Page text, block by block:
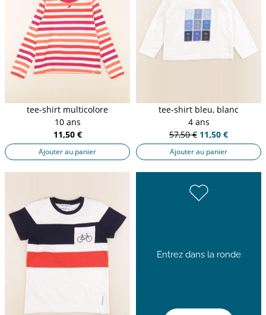
tee-shirt multicolore
10 ans
11,50 €
Ajouter au panier
tee-shirt bleu, blanc
4 ans
57,50 € 11,50 €
Ajouter au panier
Entrez dans la ronde